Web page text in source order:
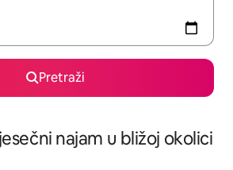
Pretraži
najam u bližoj okolici